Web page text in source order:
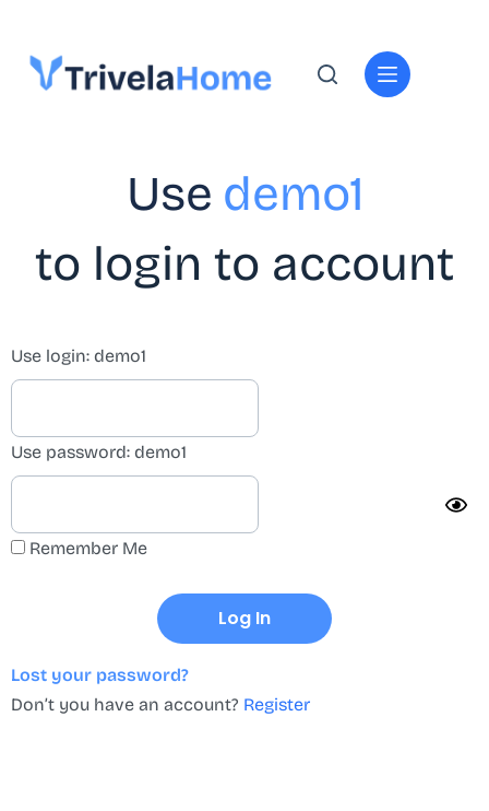
Use demo1
to login to accou​nt
Use login: demo1
Use password: demo1
Remember Me
Lost your password?
Don’t you have an account? Register